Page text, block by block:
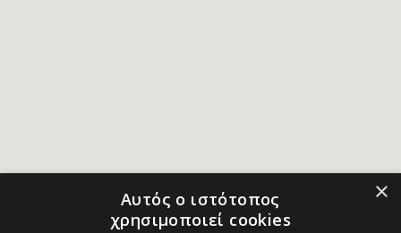
×
Αυτός ο ιστότοπος
χρησιμοποιεί cookies